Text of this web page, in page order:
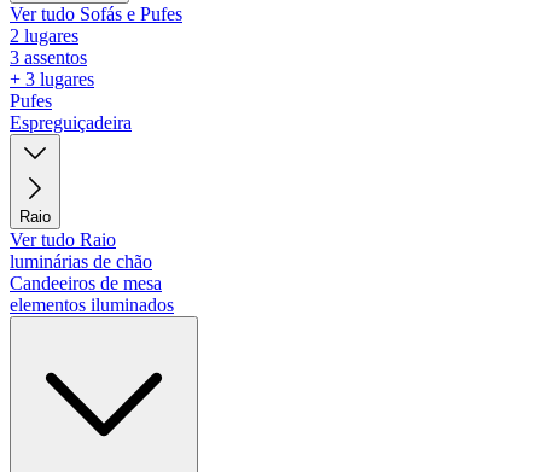
Ver tudo Sofás e Pufes
2 lugares
3 assentos
+ 3 lugares
Pufes
Espreguiçadeira
Raio
Ver tudo Raio
luminárias de chão
Candeeiros de mesa
elementos iluminados